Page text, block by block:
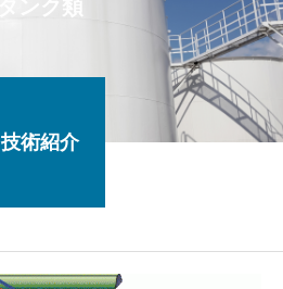
タンク類
技術紹介